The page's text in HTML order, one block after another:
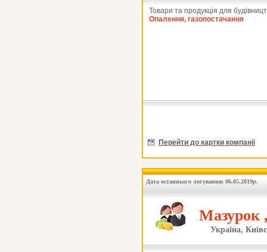
Товари та продукція для
Опалення, газопостачання
Перейти до картки компанії
Дата останнього логування: 06.05.2019р.
Україна,